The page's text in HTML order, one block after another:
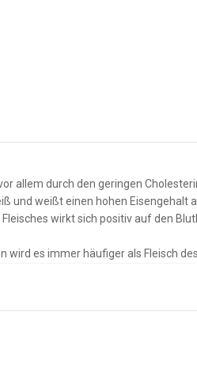
allem durch den geringen
und weißt einen hohen Eisengehalt
wirkt sich positiv auf den
wird es immer häufiger als Fleisch